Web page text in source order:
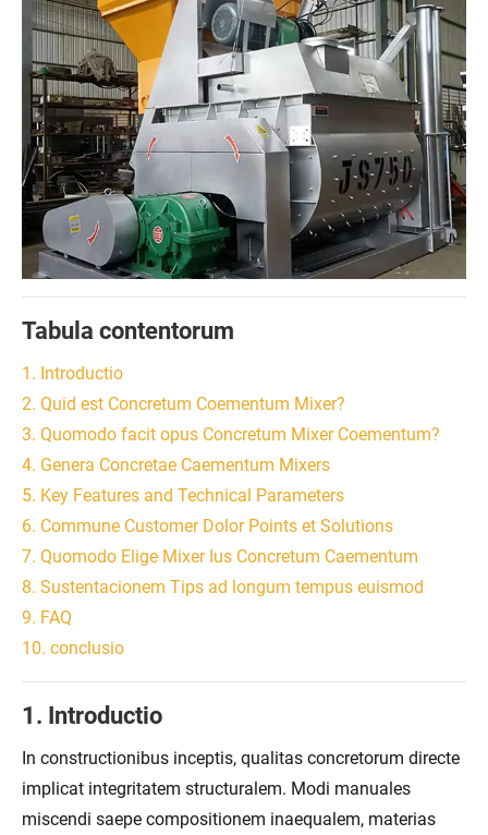
Tabula contentorum
1. Introductio
2. Quid est Concretum Coementum Mixer?
3. Quomodo facit opus Concretum Mixer Coementum?
4. Genera Concretae Caementum Mixers
5. Key Features and Technical Parameters
6. Commune Customer Dolor Points et Solutions
7. Quomodo Elige Mixer Ius Concretum Caementum
8. Sustentacionem Tips ad longum tempus euismod
9. FAQ
10. conclusio
1. Introductio
In constructionibus inceptis, qualitas concretorum directe
implicat integritatem structuralem. Modi manuales
miscendi saepe compositionem inaequalem, materias